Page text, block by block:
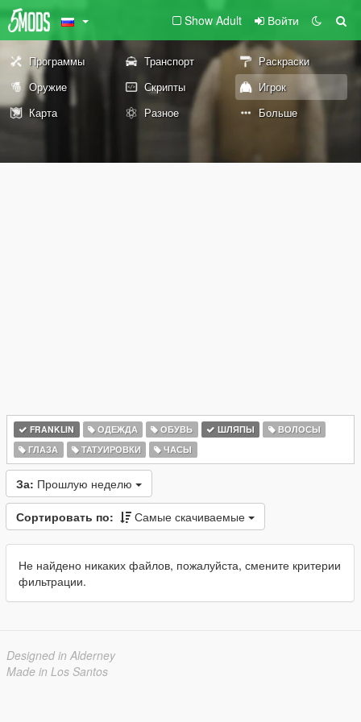
Show Adult Войти
Программы Транспорт
Раскраски
Оружие
Скрипты
Игрок
Карта
Разное Больше
FRANKLIN ОДЕЖДА ОБУВЬ ШЛЯПЫ
ВОЛОСЫ
ГЛАЗА
ТАТУИРОВКИ ЧАСЫ
За: Прошлую неделю
Сортировать по: Самые скачиваемые
Не найдено никаких файлов, пожалуйста, смените критерии
фильтрации.
Designed in Alderney
Made in Los Santos